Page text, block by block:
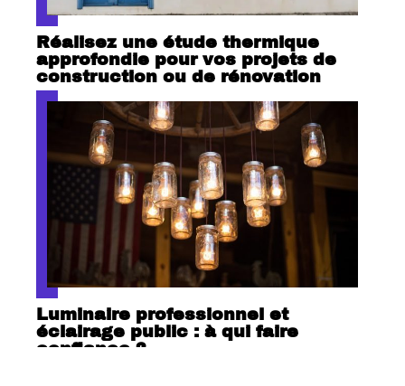
Réalisez une étude thermique
approfondie pour vos projets de
construction ou de rénovation
Luminaire professionnel et
éclairage public : à qui faire
confiance ?